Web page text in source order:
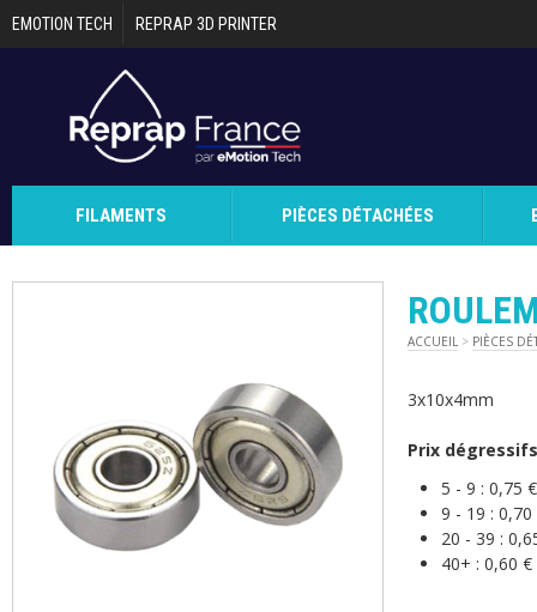
Aller au contenu principal
EMOTION TECH REPRAP 3D PRINTER
FILAMENTS PIÈCES DÉTACHÉES
ACCUEIL > PIÈCES
3x10x4mm
Prix dégressifs
5 - 9 : 0,75
9 - 19 :
20 - 39 :
40+ : 0,60 €